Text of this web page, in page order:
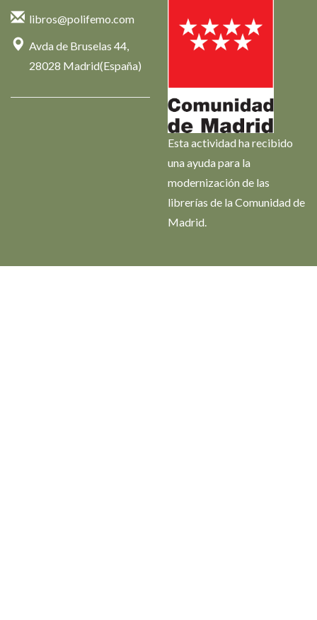
libros@polifemo.com
Avda de Bruselas 44,
28028 Madrid(España)
Esta actividad ha recibido
una ayuda para la
modernización de las
librerías de la Comunidad de
Madrid.